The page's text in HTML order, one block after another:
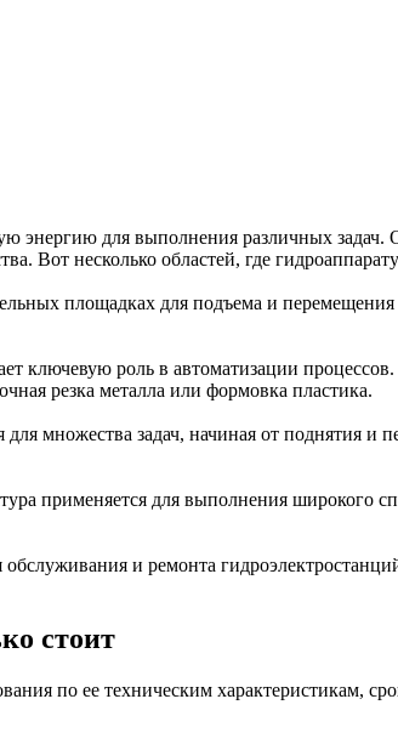
энергию для выполнения различных
Вот несколько областей, где
площадках для подъема и
ключевую роль в автоматизации
резка металла или формовка пластика.
для множества задач, начиная от поднятия
применяется для выполнения широкого
обслуживания и ремонта
стоит
по ее техническим характеристикам,